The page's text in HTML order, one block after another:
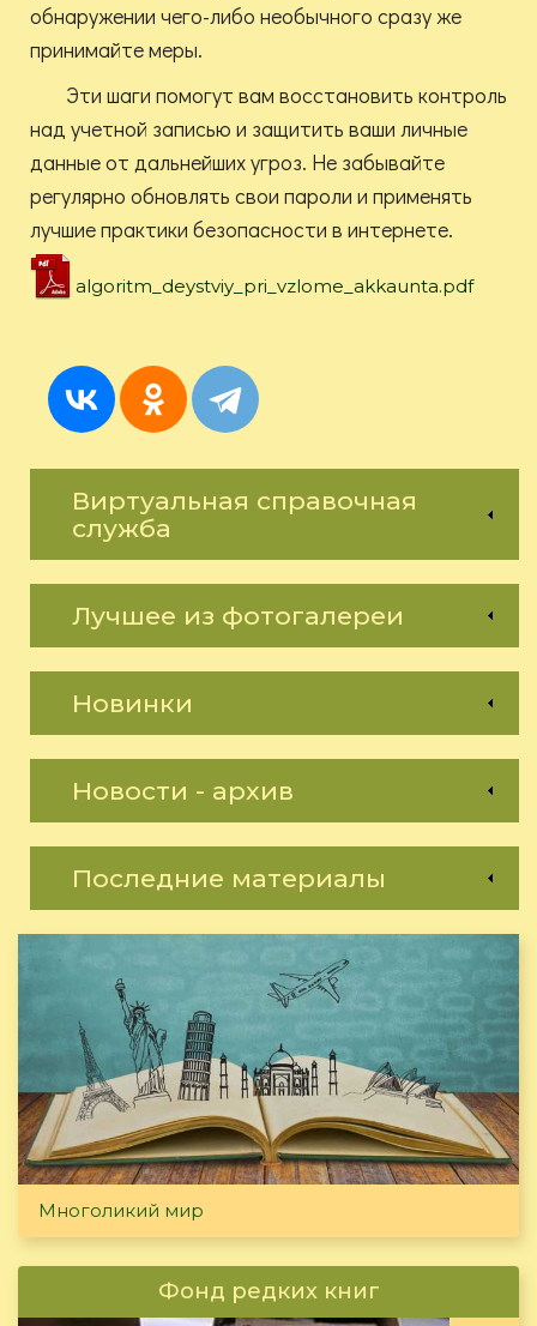
обнаружении чего-либо необычного сразу же
принимайте меры.
Эти шаги помогут вам восстановить контроль
над учетной записью и защитить ваши личные
данные от дальнейших угроз. Не забывайте
регулярно обновлять свои пароли и применять
лучшие практики безопасности в интернете.
algoritm_deystviy_pri_vzlome_akkaunta.pdf
Виртуальная справочная
служба
Лучшее из фотогалереи
Новинки
Новости - архив
Последние материалы
Многоликий мир
Фонд редких книг